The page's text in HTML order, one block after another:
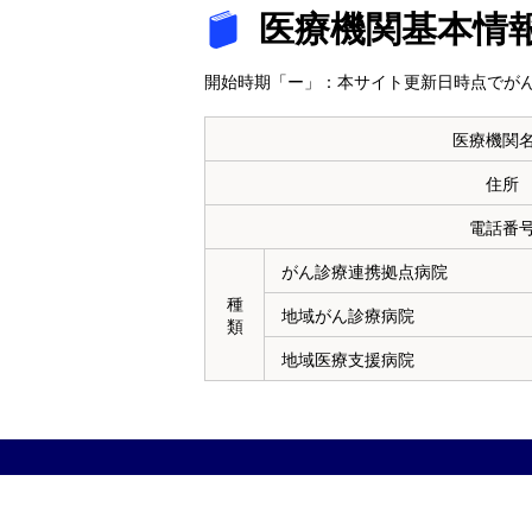
医療機関基本情
開始時期「ー」：本サイト更新日時点でが
医療機関
住所
電話番
種
類
がん診療連携拠点病院
地域がん診療病院
地域医療支援病院